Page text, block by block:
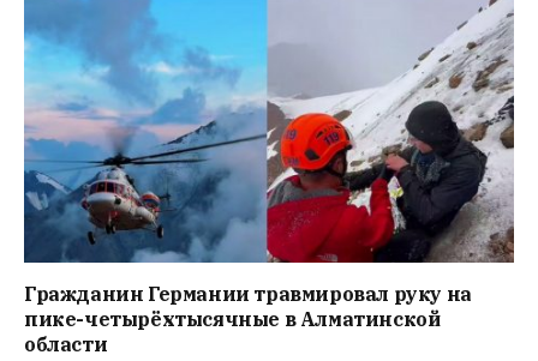
Гражданин Германии травмировал руку на
пике-четырёхтысячные в Алматинской
области